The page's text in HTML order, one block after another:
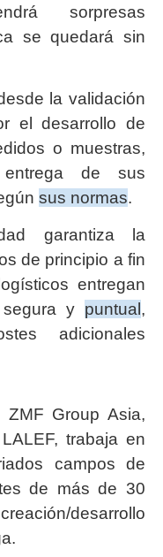
sorpresas
se quedará sin
la validación
el desarrollo de
o muestras,
de sus
sus normas.
garantiza la
de principio a fin
entregan
y puntual ,
adicionales
Group Asia,
trabaja en
campos de
de más de 30
desarrollo